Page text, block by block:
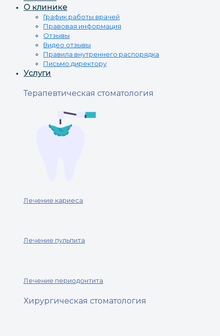
О клинике
График работы врачей
Правовая информация
Отзывы
Видео отзывы
Правила внутреннего распорядка
Письмо директору
Услуги
Терапевтическая стоматология
Лечение кариеса
Лечение пульпита
Лечение периодонтита
Хирургическая стоматология